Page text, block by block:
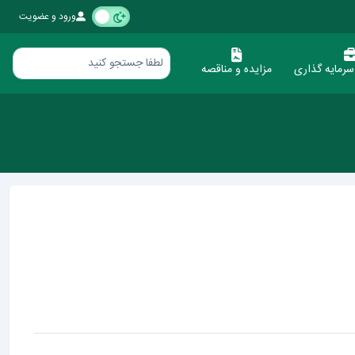
ورود و عضویت
گذاری مزایده و مناقصه